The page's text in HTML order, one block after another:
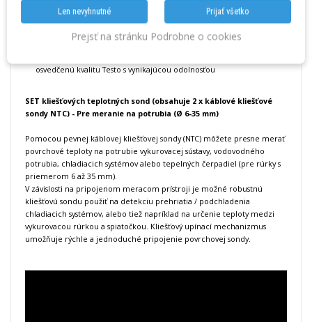
priamo na mieste, nastavte si vlastné obľúbené chladivá. Vďaka
automatickým aktualizáciám chladív budete mať vždy k dispozícii tie
Trvalo vysoký výkon za všetkých podmienok: Na tento servisný
osvedčenú kvalitu Testo s vynikajúcou odolnosťou
SET kliešťových teplotných sond (obsahuje 2 x káblové kliešťové
sondy NTC) - Pre meranie na potrubia (Ø 6-35 mm)
Pomocou pevnej káblovej kliešťovej sondy (NTC) môžete presne merať
povrchové teploty na potrubie vykurovacej sústavy, vodovodného
potrubia, chladiacich systémov alebo tepelných čerpadiel (pre rúrky s
priemerom 6 až 35 mm).
V závislosti na pripojenom meracom prístroji je možné robustnú
kliešťovú sondu použiť na detekciu prehriatia / podchladenia
chladiacich systémov, alebo tiež napríklad na určenie teploty medzi
vykurovacou rúrkou a spiatočkou. Kliešťový upínací mechanizmus
umožňuje rýchle a jednoduché pripojenie povrchovej sondy.
Len nevyhnutné Prijať všetko
Prejsť na stránku Podrobne o cookies